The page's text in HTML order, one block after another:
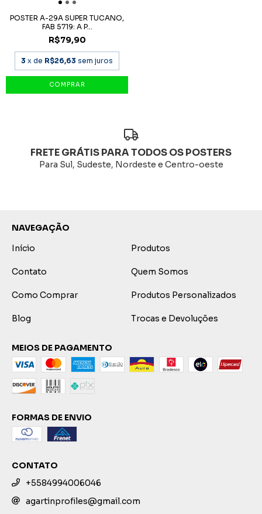
POSTER A-29A SUPER TUCANO,
FAB 5719: A P...
R$79,90
3 x de R$26,63 sem juros
FRETE GRÁTIS PARA TODOS OS POSTERS
Para Sul, Sudeste, Nordeste e Centro-oeste
NAVEGAÇÃO
Início
Produtos
Contato Quem Somos
Como Comprar Produtos Personalizados
Blog Trocas e Devoluções
MEIOS DE PAGAMENTO
FORMAS DE ENVIO
CONTATO
+5584994006046
agartinprofiles@gmail.com